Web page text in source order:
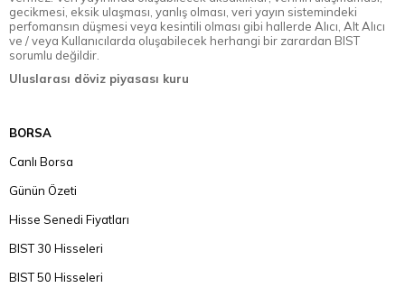
gecikmesi, eksik ulaşması, yanlış olması, veri yayın sistemindeki
perfomansın düşmesi veya kesintili olması gibi hallerde Alıcı, Alt Alıcı
ve / veya Kullanıcılarda oluşabilecek herhangi bir zarardan BIST
sorumlu değildir.
Uluslarası döviz piyasası kuru
BORSA
Canlı Borsa
Günün Özeti
Hisse Senedi Fiyatları
BIST 30 Hisseleri
BIST 50 Hisseleri